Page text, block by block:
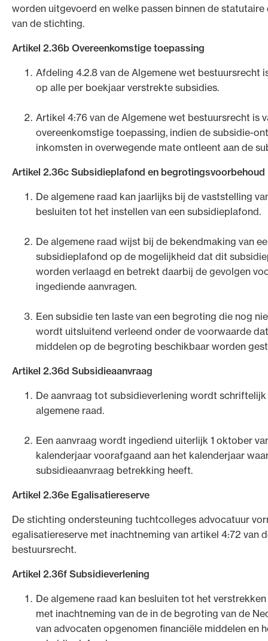
worden uitgevoerd en welke passen binnen de
van de stichting.
Artikel 2.36b Overeenkomstige toepassing
Afdeling 4.2.8 van de Algemene wet bestuursrecht
op alle per boekjaar verstrekte subsidies.
Artikel 4:76 van de Algemene wet bestuursrecht is
overeenkomstige toepassing, indien de subsidie-
inkomsten in overwegende mate ontleent aan de
Artikel 2.36c Subsidieplafond en begrotingsvoorbehoud
De algemene raad kan jaarlijks bij de vaststelling
besluiten tot het instellen van een subsidie­plafond.
De algemene raad wijst bij de bekendmaking van
subsidieplafond op de mogelijkheid dat dit
worden verlaagd en betrekt daarbij de gevolgen
ingediende aanvragen.
Een subsidie ten laste van een begroting die nog
wordt uitsluitend verleend onder de voorwaarde
middelen op de begroting beschikbaar worden
Artikel 2.36d Subsidieaanvraag
De aanvraag tot subsidieverlening wordt
algemene raad.
Een aanvraag wordt ingediend uiterlijk 1 oktober
kalenderjaar voorafgaand aan het kalenderjaar
subsidieaanvraag betrekking heeft.
Artikel 2.36e Egalisatiereserve
De stichting ondersteuning tuchtcolleges advocatuur
egalisatiereserve met inachtneming van artikel 4:72 van
bestuursrecht.
Artikel 2.36f Subsidieverlening
De algemene raad kan besluiten tot het
met inachtneming van de in de begroting van de
van advocaten opgenomen financiële middelen en